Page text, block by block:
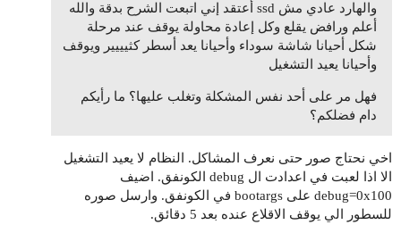
والهارد عادي مش ssd أعتقد إني اتبعت الشرح بدقة والله
أعلم ورافض يقلع وكل إعادة محاولة يوقف عند مرحلة
شكل أحيانا شاشة سوداء وأحيانا يعد أسطر كثيييير ويوقف
وأحيانا يعيد التشغيل
فهل مر على أحد نفس المشكلة وتغلب عليها؟ ما رأيكم
دام فضلكم؟
اخي نحتاج صور حتى نعرف المشاكل. النظام لا يعيد التشغيل
الا اذا لعبت في اعدادت ال debug الكونفق. اضيف
debug=0x100 على bootargs في الكونفق. وارسل صوره
للسطور الي يوقف الاقلاع عنده بعد 5 دقائق.